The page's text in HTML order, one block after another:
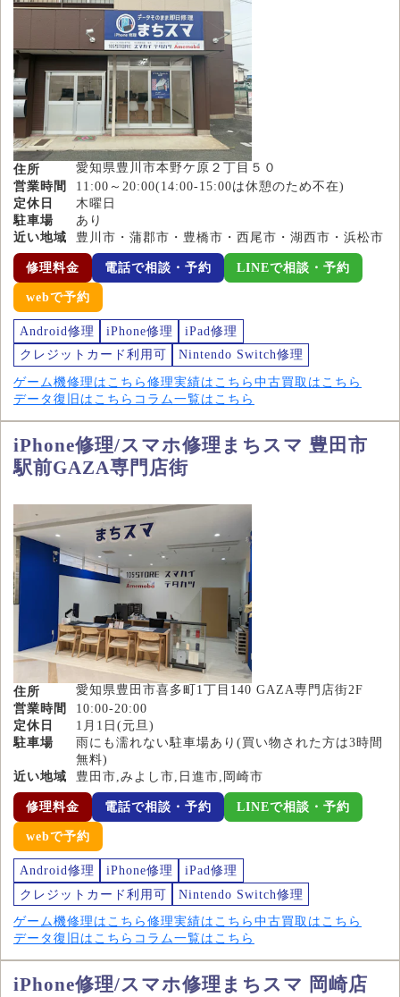
住所
愛知県豊川市本野ケ原２丁目５０
営業時間
11:00～20:00(14:00-15:00は休憩のため不在)
定休日
木曜日
駐車場
あり
近い地域
豊川市・蒲郡市・豊橋市・西尾市・湖西市・浜松市
修理料金 電話で相談・予約 LINEで相談・予約
webで予約
Android修理 iPhone修理
iPad修理
クレジットカード利用可
Nintendo Switch修理
ゲーム機修理はこちら 修理実績はこちら 中古買取はこちら
データ復旧はこちら コラム一覧はこちら
iPhone修理/スマホ修理まちスマ 豊田市
駅前GAZA専門店街
住所
愛知県豊田市喜多町1丁目140 GAZA専門店街2F
営業時間
10:00-20:00
定休日
1月1日(元旦)
駐車場
雨にも濡れない駐車場あり(買い物された方は3時間
無料)
近い地域
豊田市,みよし市,日進市,岡崎市
修理料金 電話で相談・予約 LINEで相談・予約
webで予約
Android修理 iPhone修理
iPad修理
クレジットカード利用可
Nintendo Switch修理
ゲーム機修理はこちら 修理実績はこちら 中古買取はこちら
データ復旧はこちら コラム一覧はこちら
iPhone修理/スマホ修理まちスマ 岡崎店